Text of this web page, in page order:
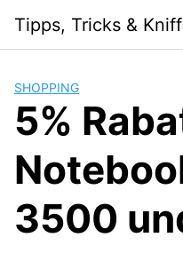
content
Tipps, Tricks &
SHOPPING
5%
3500